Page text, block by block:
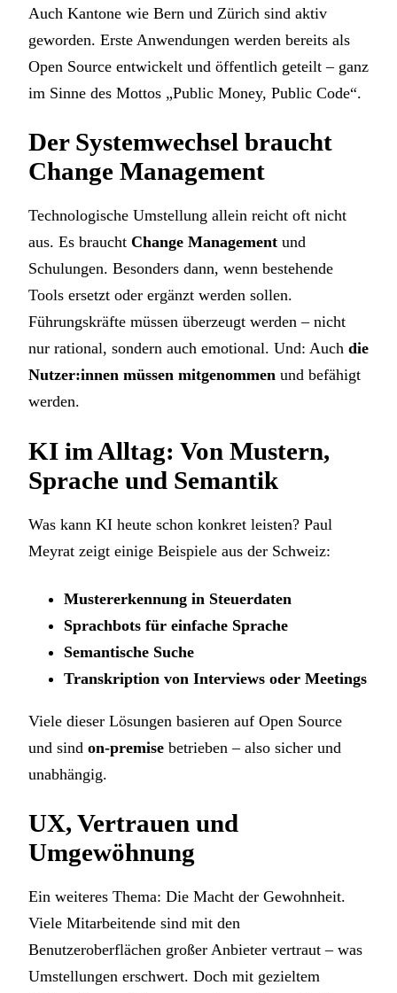
Auch Kantone wie Bern und Zürich sind aktiv
geworden. Erste Anwendungen werden bereits als
Open Source entwickelt und öffentlich geteilt – ganz
im Sinne des Mottos „Public Money, Public Code“.
Der Systemwechsel braucht
Change Management
Technologische Umstellung allein reicht oft nicht
aus. Es braucht Change Management und
Schulungen. Besonders dann, wenn bestehende
Tools ersetzt oder ergänzt werden sollen.
Führungskräfte müssen überzeugt werden – nicht
nur rational, sondern auch emotional. Und: Auch die
Nutzer:innen müssen mitgenommen und befähigt
werden.
KI im Alltag: Von Mustern,
Sprache und Semantik
Was kann KI heute schon konkret leisten? Paul
Meyrat zeigt einige Beispiele aus der Schweiz:
Mustererkennung in Steuerdaten
Sprachbots für einfache Sprache
Semantische Suche
Transkription von Interviews oder Meetings
Viele dieser Lösungen basieren auf Open Source
und sind on-premise betrieben – also sicher und
unabhängig.
UX, Vertrauen und
Umgewöhnung
Ein weiteres Thema: Die Macht der Gewohnheit.
Viele Mitarbeitende sind mit den
Benutzeroberflächen großer Anbieter vertraut – was
Umstellungen erschwert. Doch mit gezieltem